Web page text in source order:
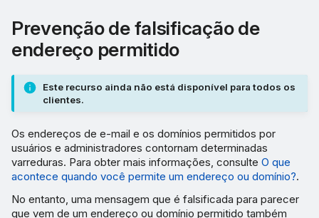
Prevenção de falsificação de
endereço permitido
Este recurso ainda não está disponível para todos os
clientes.
Os endereços de e-mail e os domínios permitidos por
usuários e administradores contornam determinadas
varreduras. Para obter mais informações, consulte O que
acontece quando você permite um endereço ou domínio?.
No entanto, uma mensagem que é falsificada para parecer
que vem de um endereço ou domínio permitido também